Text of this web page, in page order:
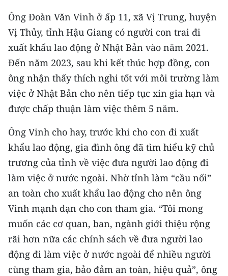
TRI THỨC CHUYÊN SÂU
54 DÂN TỘC VIỆT NAM
CHƯƠNG TRÌNH OCOP - MỖI XÃ
MỘT SẢN PHẨM
RADIO
MEDIA CENTER
E-Magazine
Video
Media Chính trị
Media Kinh tế
Media Văn hóa
Media Xã hội
Ông Đoàn Văn Vinh ở ấp 11, xã Vị Trung, huyện
Vị Thủy, tỉnh Hậu Giang có người con trai đi
xuất khẩu lao động ở Nhật Bản vào năm 2021.
Đến năm 2023, sau khi kết thúc hợp đồng, con
ông nhận thấy thích nghi tốt với môi trường làm
việc ở Nhật Bản cho nên tiếp tục xin gia hạn và
được chấp thuận làm việc thêm 5 năm.
Ông Vinh cho hay, trước khi cho con đi xuất
khẩu lao động, gia đình ông đã tìm hiểu kỹ chủ
trương của tỉnh về việc đưa người lao động đi
làm việc ở nước ngoài. Nhờ tỉnh làm “cầu nối”
an toàn cho xuất khẩu lao động cho nên ông
Vinh mạnh dạn cho con tham gia. “Tôi mong
muốn các cơ quan, ban, ngành giới thiệu rộng
rãi hơn nữa các chính sách về đưa người lao
động đi làm việc ở nước ngoài để nhiều người
cùng tham gia, bảo đảm an toàn, hiệu quả”, ông